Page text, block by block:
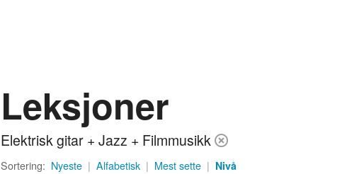
Leksjoner
Elektrisk gitar + Jazz + Filmmusikk
Sortering: Nyeste | Alfabetisk | Mest sette | Nivå